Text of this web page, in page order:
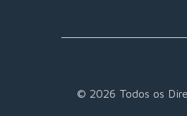
© 2026 Todos os